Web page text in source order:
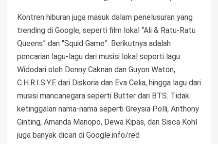
Kontren hiburan juga masuk dalam penelusuran yang
trending di Google, seperti film lokal “Ali & Ratu-Ratu
Queens” dan “Squid Game”. Berikutnya adalah
pencarian lagu-lagu dari musisi lokal seperti lagu
Widodari oleh Denny Caknan dan Guyon Waton,
C.H.R.I.S.Y.E dari Diskoria dan Eva Celia, hingga lagu dari
musisi mancanegara seperti Butter dari BTS. Tidak
ketinggalan nama-nama seperti Greysia Polli, Anthony
Ginting, Amanda Manopo, Dewa Kipas, dan Sisca Kohl
juga banyak dicari di Google.info/red